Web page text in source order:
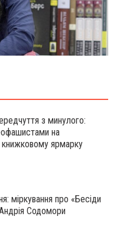
з минулого:
на
ярмарку
міркування про «Бесіди
Содомори